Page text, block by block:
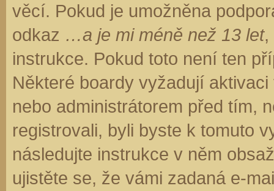
věcí. Pokud je umožněna
odkaz …a je mi méně než 13 let,
instrukce. Pokud toto není ten
Některé boardy vyžadují
nebo administrátorem před tím,
registrovali, byli byste k tomuto
následujte instrukce v něm
ujistěte se, že vámi zadaná e-